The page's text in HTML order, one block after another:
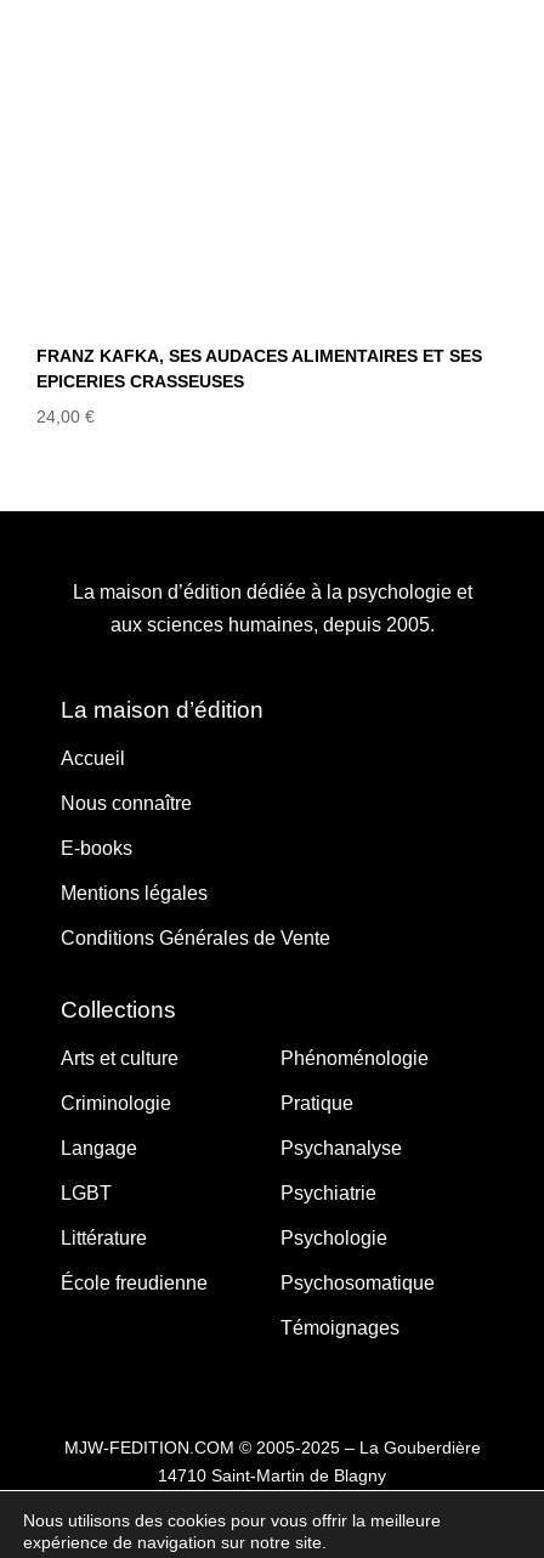
FRANZ KAFKA, SES AUDACES ALIMENTAIRES ET SES
EPICERIES CRASSEUSES
24,00 €
La maison d’édition dédiée à la psychologie et
aux sciences humaines, depuis 2005.
La maison d’édition
Accueil
Nous connaître
E-books
Mentions légales
Conditions Générales de Vente
Collections
Arts et culture
Criminologie
Langage
LGBT
Littérature
École freudienne
Phénoménologie
Pratique
Psychanalyse
Psychiatrie
Psychologie
Psychosomatique
Témoignages
MJW-FEDITION.COM © 2005-2025 – La Gouberdière
14710 Saint-Martin de Blagny
Nous utilisons des cookies pour vous offrir la meilleure
expérience de navigation sur notre site.